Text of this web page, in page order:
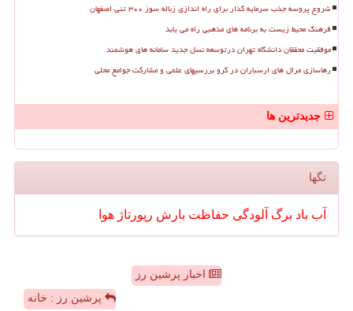
شروع پروسه جذب سرمایه گذار برای راه اندازی زباله سوز ۳۰۰ تنی اصفهان
فرهنگ محیط زیست به برنامه های مذهبی راه می یابد
موفقیت محققان دانشگاه تهران درتوسعه نسل جدید سامانه های هوشمند
رهاسازی مرال های ارسباران در گرو بررسیهای علمی و مشارکت جوامع محلی
جدیدترین ها
تگها
آب باد برگ آلودگی حفاظت بارش رپورتاژ هوا
اخبار پرشین رز
پرشین رز : خانه